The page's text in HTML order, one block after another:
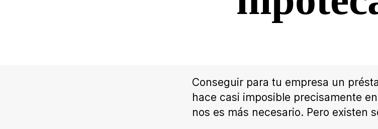
Conseguir para tu empresa un
hace casi imposible precisamente
nos es más necesario. Pero existen